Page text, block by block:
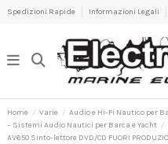
Spedizioni Rapide Informazioni Legali
Home Varie Audio e Hi-Fi Nautico per
– Sistemi Audio Nautici per Barca e Yacht
AV650 Sinto-lettore DVD/CD FUORI